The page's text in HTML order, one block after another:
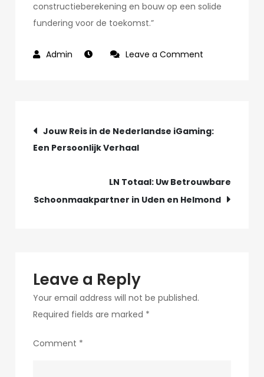
constructieberekening en bouw op een solide
fundering voor de toekomst.”
Leave a Comment
Goede
Post
navigation
Jouw Reis in de Nederlandse iGaming:
Een Persoonlijk Verhaal
LN Totaal: Uw Betrouwbare
Schoonmaakpartner in Uden en Helmond
Leave a Reply
Your email address will not be published.
Required fields are marked *
Comment *